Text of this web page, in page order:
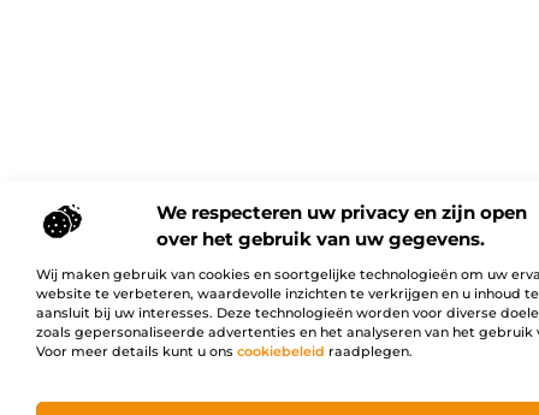
We respecteren uw privacy en zijn open
over het gebruik van uw gegevens.
Wij maken gebruik van cookies en soortgelijke technologieën om uw
website te verbeteren, waardevolle inzichten te verkrijgen en u inhoud
aansluit bij uw interesses. Deze technologieën worden voor diverse
zoals gepersonaliseerde advertenties en het analyseren van het gebruik
Voor meer details kunt u ons cookiebeleid raadplegen.